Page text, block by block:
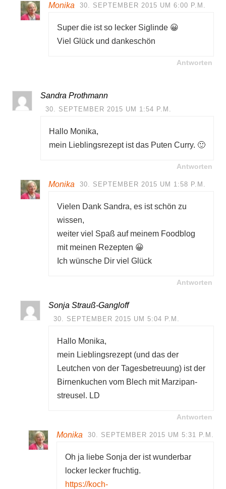
Monika 30. SEPTEMBER 2015 UM 6:00 P.M.
Super die ist so lecker Siglinde 😀
Viel Glück und dankeschön
Antworten
Sandra Prothmann
30. SEPTEMBER 2015 UM 1:54 P.M.
Hallo Monika,
mein Lieblingsrezept ist das Puten Curry. 🙂
Antworten
Monika 30. SEPTEMBER 2015 UM 1:58 P.M.
Vielen Dank Sandra, es ist schön zu
wissen,
weiter viel Spaß auf meinem Foodblog
mit meinen Rezepten 😀
Ich wünsche Dir viel Glück
Antworten
Sonja Strauß-Gangloff
30. SEPTEMBER 2015 UM 5:04 P.M.
Hallo Monika,
mein Lieblingsrezept (und das der
Leutchen von der Tagesbetreuung) ist der
Birnenkuchen vom Blech mit Marzipan-
streusel. LD
Antworten
Monika 30. SEPTEMBER 2015 UM 5:31 P.M.
Oh ja liebe Sonja der ist wunderbar
locker lecker fruchtig.
https://koch-